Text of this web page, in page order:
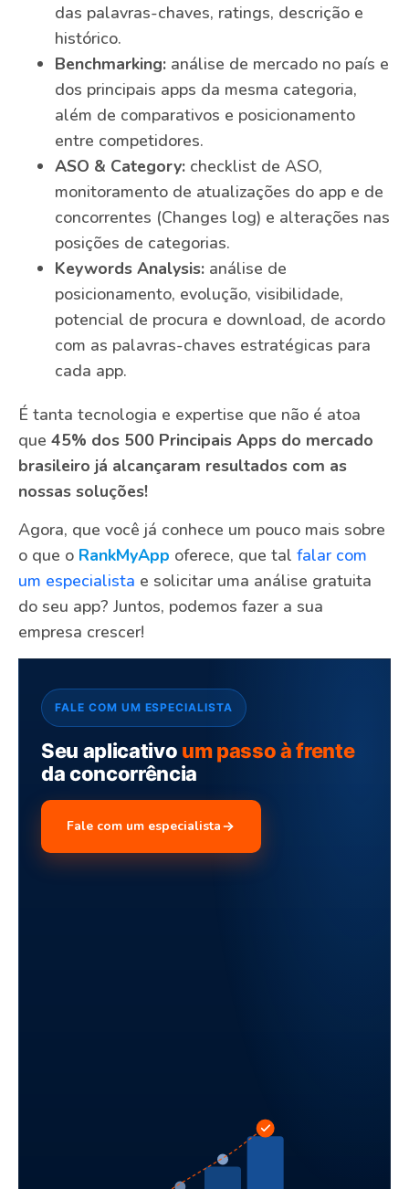
das palavras-chaves, ratings, descrição e
histórico.
Benchmarking: análise de mercado no país e
dos principais apps da mesma categoria,
além de comparativos e posicionamento
entre competidores.
ASO & Category: checklist de ASO,
monitoramento de atualizações do app e de
concorrentes (Changes log) e alterações nas
posições de categorias.
Keywords Analysis: análise de
posicionamento, evolução, visibilidade,
potencial de procura e download, de acordo
com as palavras-chaves estratégicas para
cada app.
É tanta tecnologia e expertise que não é atoa
que 45% dos 500 Principais Apps do mercado
brasileiro já alcançaram resultados com as
nossas soluções!
Agora, que você já conhece um pouco mais sobre
o que o RankMyApp oferece, que tal falar com
um especialista e solicitar uma análise gratuita
do seu app? Juntos, podemos fazer a sua
empresa crescer!
FALE COM UM ESPECIALISTA
Seu aplicativo um passo à frente
da concorrência
Fale com um especialista